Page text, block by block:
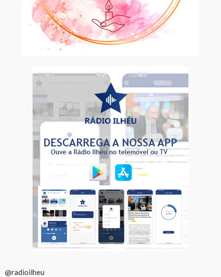
@radioilheu